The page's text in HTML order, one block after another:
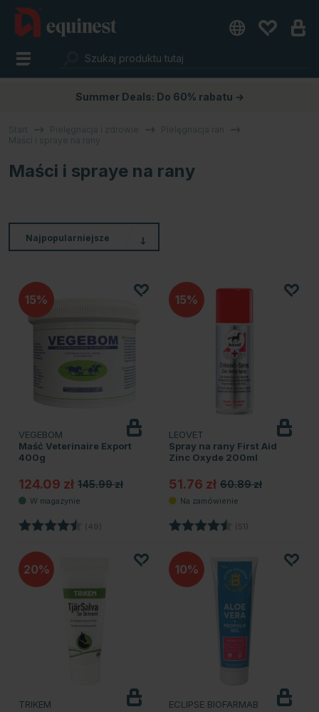
Summer Deals: Do 60% rabatu →
Maści i spraye na rany
Najpopularniejsze
15
VEGEBOM
Maść Veterinaire Export
400g
124.09 zł 145.99 zł
Ocena: (49) 4.8 na 5 gwiazdek
15
LEOVET
Spray na rany First Aid
Zinc Oxyde 200ml
51.76 zł 60.89 zł
Ocena: (51)
20
TRIKEM
10
ECLIPSE BIOFARMAB